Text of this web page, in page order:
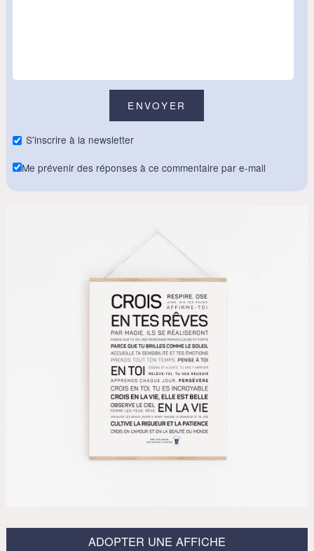
S'inscrire à la newsletter
Me prévenir des réponses à ce commentaire par e-mail
ADOPTER UNE AFFICHE